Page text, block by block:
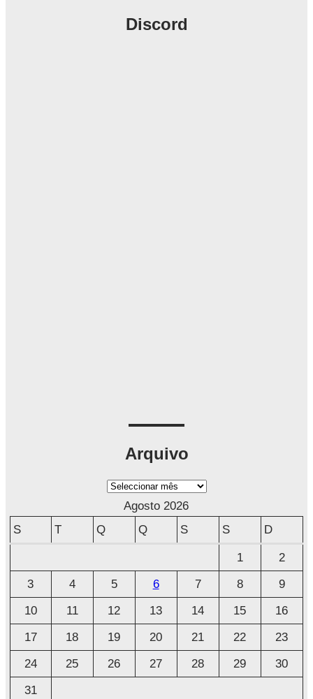
Discord
Arquivo
A
v
o
Agosto 2026
S
T Q Q S S D
1
2
3
4 5 6 7 8
9
10
11 12 13 14 15
16
17
18 19 20 21 22
23
24
25 26 27 28 29
30
31